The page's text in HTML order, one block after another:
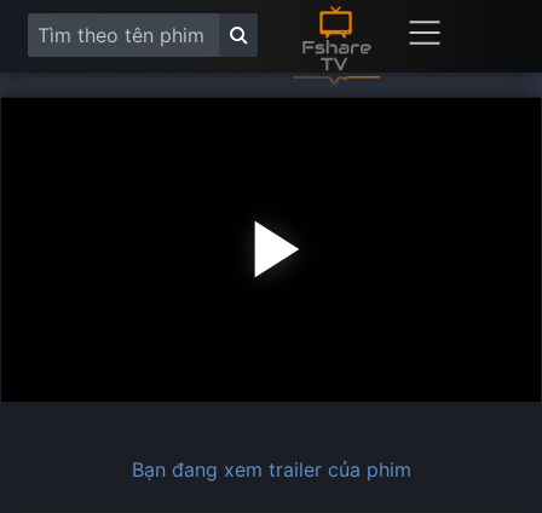
Bạn đang xem trailer của phim